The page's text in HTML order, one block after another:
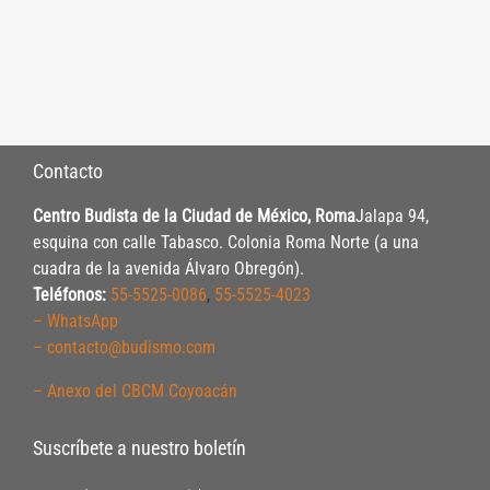
Contacto
Centro Budista de la Ciudad de México, RomaJalapa 94,
esquina con calle Tabasco. Colonia Roma Norte (a una
cuadra de la avenida Álvaro Obregón).
Teléfonos: 55-5525-0086, 55-5525-4023
– WhatsApp
– contacto@budismo.com
– Anexo del CBCM Coyoacán
Suscríbete a nuestro boletín